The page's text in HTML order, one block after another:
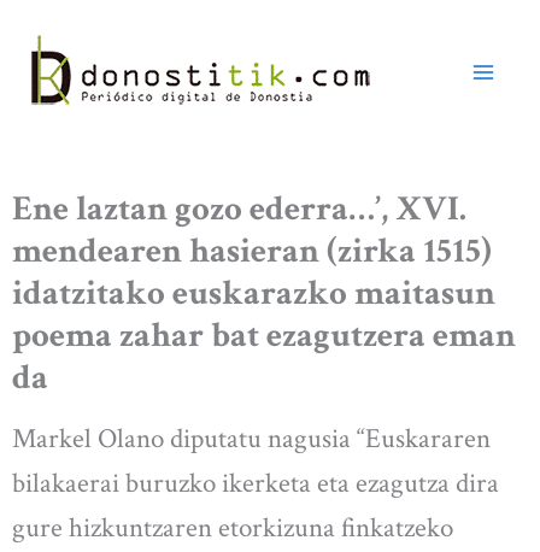
contenido
Ene laztan gozo ederra…’, XVI.
mendearen hasieran (zirka 1515)
idatzitako euskarazko maitasun
poema zahar bat ezagutzera eman
da
Markel Olano diputatu nagusia “Euskararen
bilakaerai buruzko ikerketa eta ezagutza dira
gure hizkuntzaren etorkizuna finkatzeko